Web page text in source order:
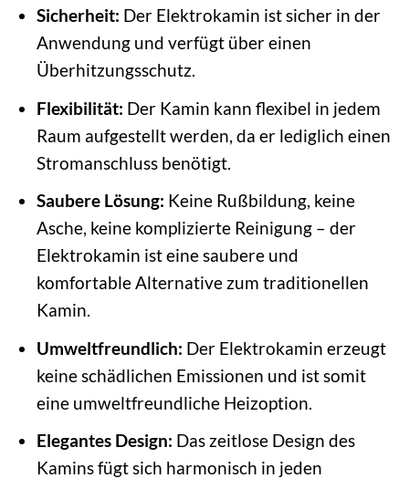
Sicherheit: Der Elektrokamin ist sicher in der
Anwendung und verfügt über einen
Überhitzungsschutz.
Flexibilität: Der Kamin kann flexibel in jedem
Raum aufgestellt werden, da er lediglich einen
Stromanschluss benötigt.
Saubere Lösung: Keine Rußbildung, keine
Asche, keine komplizierte Reinigung – der
Elektrokamin ist eine saubere und
komfortable Alternative zum traditionellen
Kamin.
Umweltfreundlich: Der Elektrokamin erzeugt
keine schädlichen Emissionen und ist somit
eine umweltfreundliche Heizoption.
Elegantes Design: Das zeitlose Design des
Kamins fügt sich harmonisch in jeden